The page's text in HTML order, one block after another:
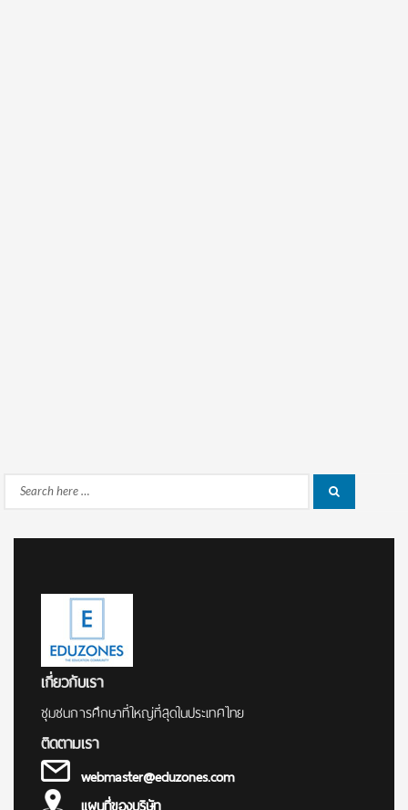
Search
เกี่ยวกับเรา
ชุมชนการศึกษาที่ใหญ่ที่สุดในประเทศไทย
ติดตามเรา
webmaster@eduzones.com